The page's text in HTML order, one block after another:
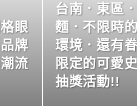
眼
牌
流
台南．東區
麵．不限時
環境．還有
限定的可愛
抽獎活動!!